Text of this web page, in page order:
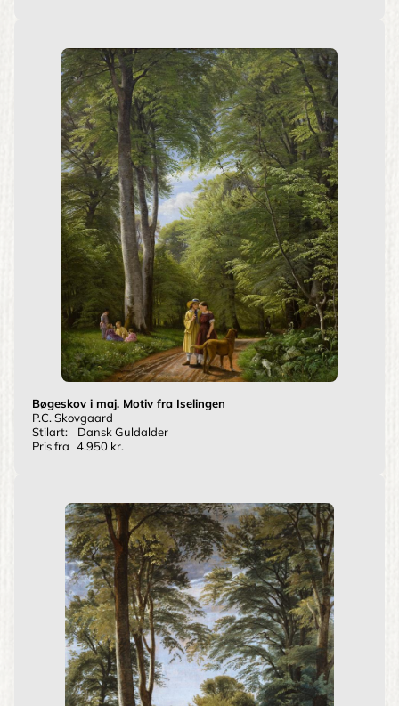
Bøgeskov i maj. Motiv fra Iselingen
P.C. Skovgaard
Stilart:
Dansk Guldalder
Pris fra 4.950 kr.